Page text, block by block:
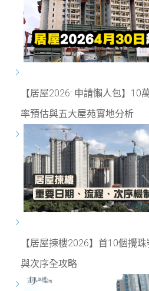
【居屋2026: 申請懶人包】10
率預估與五大屋苑實地分析
【居屋揀樓2026】首10個攪
與次序全攻略